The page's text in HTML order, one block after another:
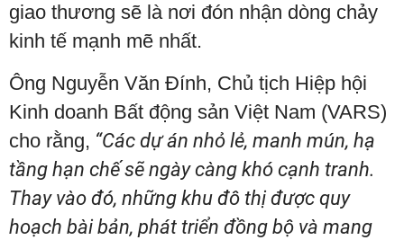
giao thương sẽ là nơi đón nhận dòng chảy
kinh tế mạnh mẽ nhất.
Ông Nguyễn Văn Đính, Chủ tịch Hiệp hội
Kinh doanh Bất động sản Việt Nam (VARS)
cho rằng, “Các dự án nhỏ lẻ, manh mún, hạ
tầng hạn chế sẽ ngày càng khó cạnh tranh.
Thay vào đó, những khu đô thị được quy
hoạch bài bản, phát triển đồng bộ và mang